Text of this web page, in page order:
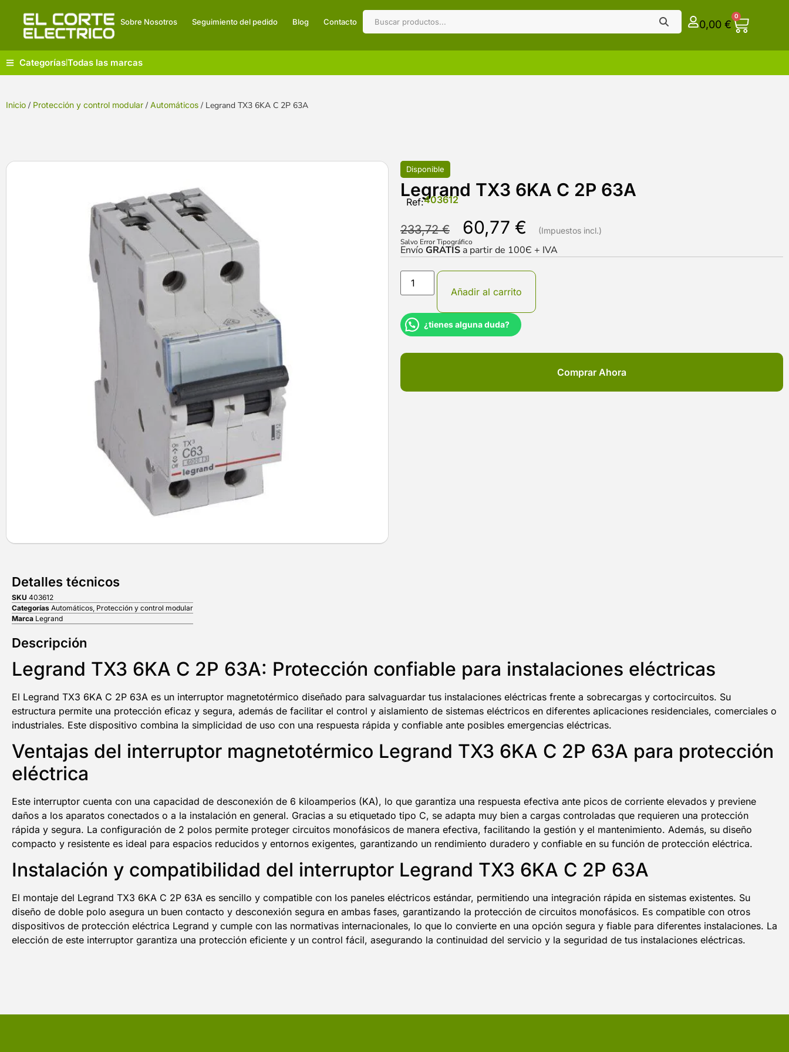
Sobre Nosotros Seguimiento del pedido Blog Contacto 0,00 €
0
Categorías| Todas las marcas
Inicio / Protección y control modular / Automáticos / Legrand TX3 6KA C 2P 63A
Disponible
Legrand TX3 6KA C 2P 63A
Ref:403612
233,72€ 60,77 €
Salvo Error Tipográfico
EnvíoGRATIS a partir de 100Є + IVA
Añadir al carrito
¿tienes alguna duda?
Comprar Ahora
Detalles técnicos
SKU 403612
Categorías Automáticos Protección y control modular
Marca Legrand
Descripción
Legrand TX3 6KA C 2P 63A: Protección confiable para instalaciones eléctricas
El Legrand TX3 6KA C 2P 63A es un interruptor magnetotérmico diseñado para salvaguardar tus instalaciones eléctricas frente a sobrecargas y cortocircuitos. Su
estructura permite una protección eficaz y segura, además de facilitar el control y aislamiento de sistemas eléctricos en diferentes aplicaciones residenciales, comerciales o
industriales. Este dispositivo combina la simplicidad de uso con una respuesta rápida y confiable ante posibles emergencias eléctricas.
Ventajas del interruptor magnetotérmico Legrand TX3 6KA C 2P 63A para protección
eléctrica
Este interruptor cuenta con una capacidad de desconexión de 6 kiloamperios (KA), lo que garantiza una respuesta efectiva ante picos de corriente elevados y previene
daños a los aparatos conectados o a la instalación en general. Gracias a su etiquetado tipo C, se adapta muy bien a cargas controladas que requieren una protección
rápida y segura. La configuración de 2 polos permite proteger circuitos monofásicos de manera efectiva, facilitando la gestión y el mantenimiento. Además, su diseño
compacto y resistente es ideal para espacios reducidos y entornos exigentes, garantizando un rendimiento duradero y confiable en su función de protección eléctrica.
Instalación y compatibilidad del interruptor Legrand TX3 6KA C 2P 63A
El montaje del Legrand TX3 6KA C 2P 63A es sencillo y compatible con los paneles eléctricos estándar, permitiendo una integración rápida en sistemas existentes. Su
diseño de doble polo asegura un buen contacto y desconexión segura en ambas fases, garantizando la protección de circuitos monofásicos. Es compatible con otros
dispositivos de protección eléctrica Legrand y cumple con las normativas internacionales, lo que lo convierte en una opción segura y fiable para diferentes instalaciones. La
elección de este interruptor garantiza una protección eficiente y un control fácil, asegurando la continuidad del servicio y la seguridad de tus instalaciones eléctricas.